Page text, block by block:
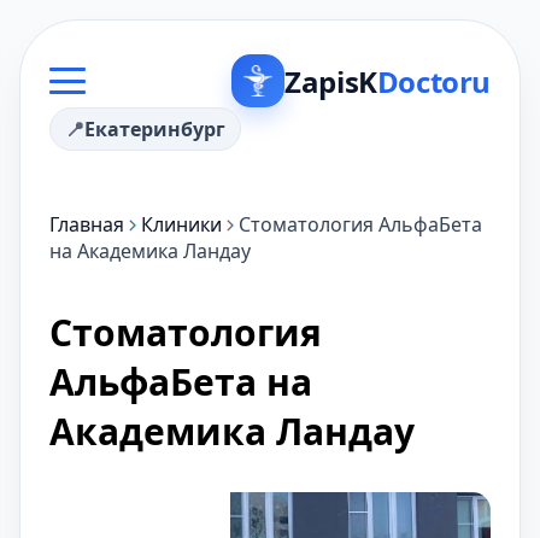
ZapisKDoctoru
Екатеринбург
Главная Клиники
Стоматология АльфаБета
на Академика Ландау
Стоматология
АльфаБета на
Академика Ландау